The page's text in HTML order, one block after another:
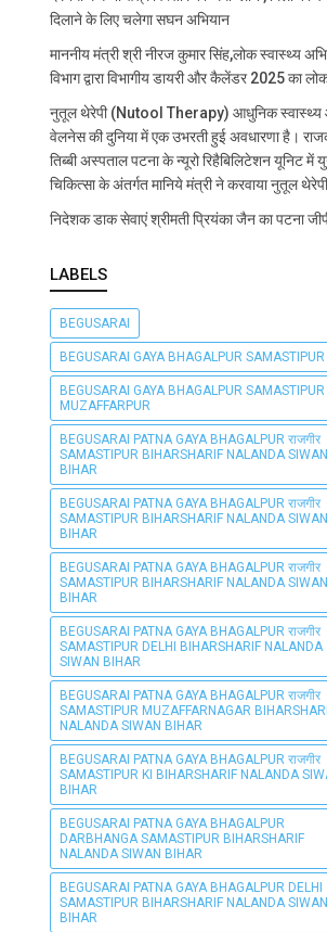
दिलाने के लिए चलेगा सघन अभियान
माननीय मंत्री श्री नीरज कुमार सिंह,लोक स्वास्थ्य
विभाग द्वारा विभागीय डायरी और कैलेंडर 2025 का
नुतूल थेरेपी (Nutool Therapy) आधुनिक स्वास्थ्य
वेलनेस की दुनिया में एक उभरती हुई अवधारणा है।
तिब्बी अस्पताल पटना के न्यूरो रिहैबिलिटेशन यूनिट में
चिकित्सा के अंतर्गत मानिये मंत्री ने करवाया नुतूल थेरेपी
निदेशक डाक सेवाएं श्रीमती प्रियंका जैन का पटना
LABELS
BEGUSARAI
BEGUSARAI GAYA BHAGALPUR SAMASTIPUR
BEGUSARAI GAYA BHAGALPUR SAMASTIPUR
MUZAFFARPUR
BEGUSARAI PATNA GAYA BHAGALPUR राजगीर
SAMASTIPUR BIHARSHARIF NALANDA SIWAN
BIHAR
BEGUSARAI PATNA GAYA BHAGALPUR राजगीर
SAMASTIPUR BIHARSHARIF NALANDA SIWAN
BIHAR
BEGUSARAI PATNA GAYA BHAGALPUR राजगीर
SAMASTIPUR BIHARSHARIF NALANDA SIWAN
BIHAR
BEGUSARAI PATNA GAYA BHAGALPUR राजगीर
SAMASTIPUR DELHI BIHARSHARIF NALANDA
SIWAN BIHAR
BEGUSARAI PATNA GAYA BHAGALPUR राजगीर
SAMASTIPUR MUZAFFARNAGAR
NALANDA SIWAN BIHAR
BEGUSARAI PATNA GAYA BHAGALPUR राजगीर
SAMASTIPUR KI BIHARSHARIF NALANDA
BIHAR
BEGUSARAI PATNA GAYA BHAGALPUR
DARBHANGA SAMASTIPUR BIHARSHARIF
NALANDA SIWAN BIHAR
BEGUSARAI PATNA GAYA BHAGALPUR DELHI
SAMASTIPUR BIHARSHARIF NALANDA SIWAN
BIHAR